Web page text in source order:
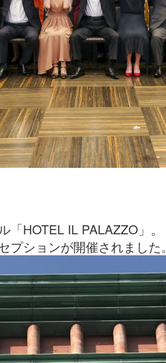
HOTEL IL PALAZZO」。
ションが開催されました。